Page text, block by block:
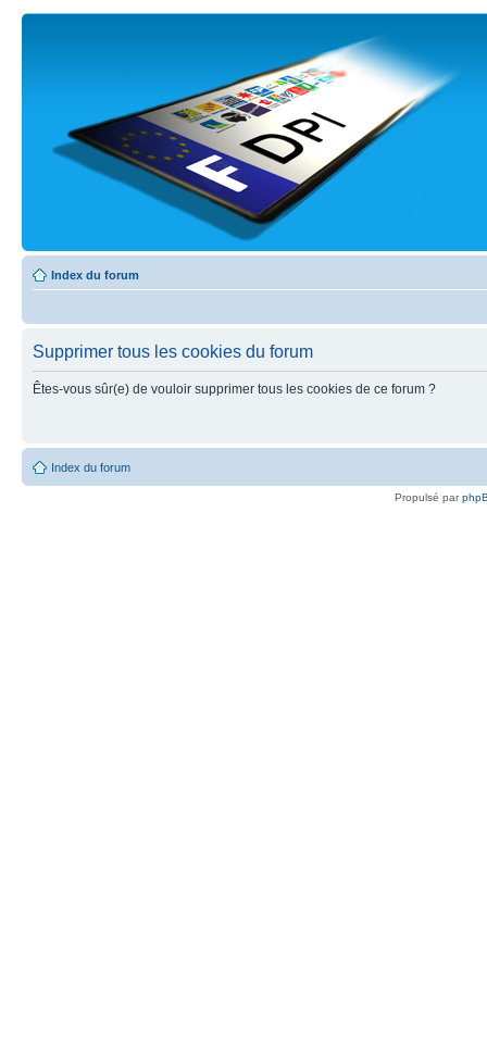
Index du forum
Supprimer tous les cookies du forum
Êtes-vous sûr(e) de vouloir supprimer tous les cookies de ce forum ?
Index du forum
Propulsé par